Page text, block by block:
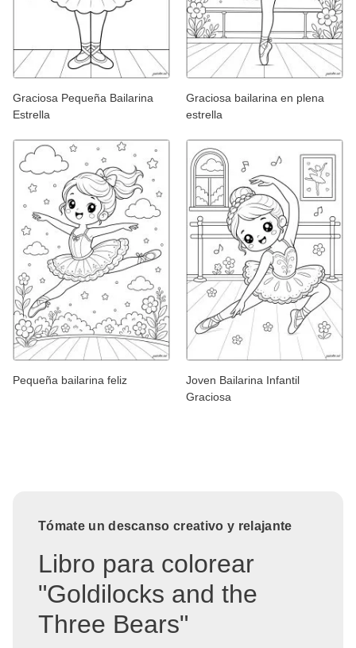
Graciosa Pequeña Bailarina
Estrella
Graciosa bailarina en plena
estrella
Pequeña bailarina feliz
Joven Bailarina Infantil
Graciosa
Tómate un descanso creativo y relajante
Libro para colorear
"Goldilocks and the
Three Bears"